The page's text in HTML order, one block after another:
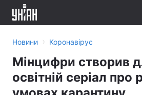
Новини › Коронавірус
Мінцифри створив
освітній серіал про